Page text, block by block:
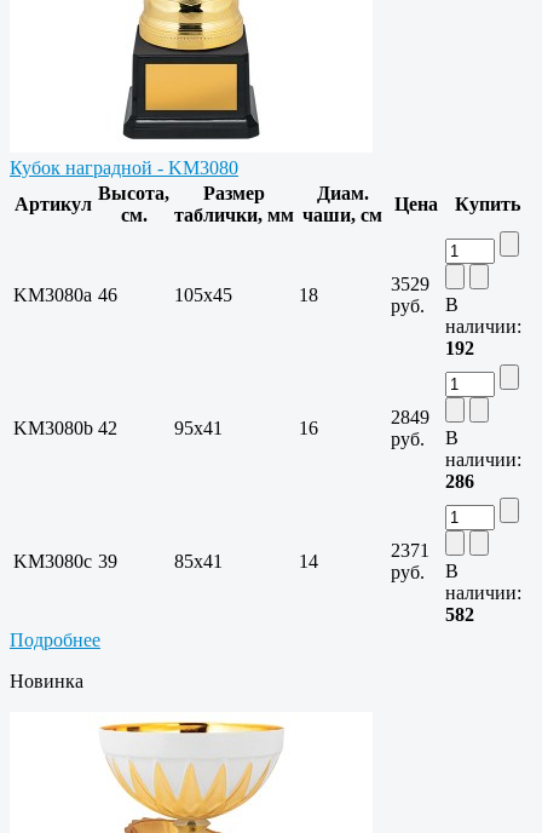
Кубок наградной - KM3080
Артикул
Высота,
см.
Размер
таблички, мм
Диам.
чаши, см
Цена Купить
KM3080a 46 105х45 18
3529
руб.
В
наличии:
192
KM3080b 42 95х41 16
2849
руб.
В
наличии:
286
KM3080c 39 85х41 14
2371
руб.
В
наличии:
582
Подробнее
Новинка